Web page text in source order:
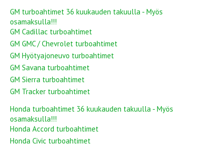
GM turboahtimet 36 kuukauden takuulla - Myös
osamaksulla!!!
GM Cadillac turboahtimet
GM GMC / Chevrolet turboahtimet
GM Hyötyajoneuvo turboahtimet
GM Savana turboahtimet
GM Sierra turboahtimet
GM Tracker turboahtimet
Honda turboahtimet 36 kuukauden takuulla - Myös
osamaksulla!!!
Honda Accord turboahtimet
Honda Civic turboahtimet